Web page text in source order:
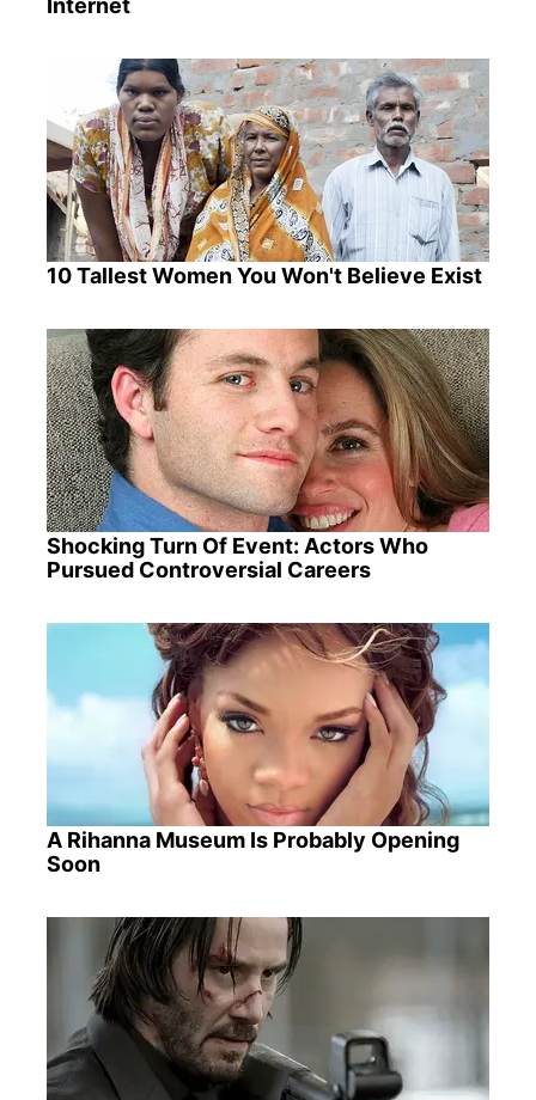
10 Tallest Women You Won't Believe Exist
Shocking Turn Of Event: Actors Who
Pursued Controversial Careers
A Rihanna Museum Is Probably Opening
Soon